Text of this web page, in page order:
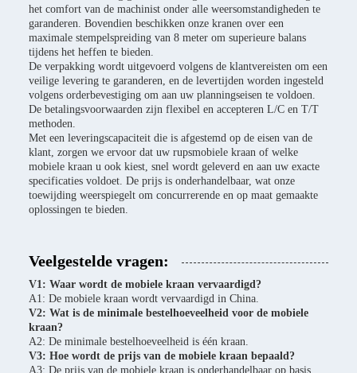
het comfort van de machinist onder alle weersomstandigheden te
garanderen. Bovendien beschikken onze kranen over een
maximale stempelspreiding van 8 meter om superieure balans
tijdens het heffen te bieden.
De verpakking wordt uitgevoerd volgens de klantvereisten om een
veilige levering te garanderen, en de levertijden worden ingesteld
volgens orderbevestiging om aan uw planningseisen te voldoen.
De betalingsvoorwaarden zijn flexibel en accepteren L/C en T/T
methoden.
Met een leveringscapaciteit die is afgestemd op de eisen van de
klant, zorgen we ervoor dat uw rupsmobiele kraan of welke
mobiele kraan u ook kiest, snel wordt geleverd en aan uw exacte
specificaties voldoet. De prijs is onderhandelbaar, wat onze
toewijding weerspiegelt om concurrerende en op maat gemaakte
oplossingen te bieden.
Veelgestelde vragen:
V1: Waar wordt de mobiele kraan vervaardigd?
A1: De mobiele kraan wordt vervaardigd in China.
V2: Wat is de minimale bestelhoeveelheid voor de mobiele
kraan?
A2: De minimale bestelhoeveelheid is één kraan.
V3: Hoe wordt de prijs van de mobiele kraan bepaald?
A3: De prijs van de mobiele kraan is onderhandelbaar op basis